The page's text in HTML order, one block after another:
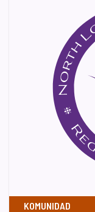
KOMUNIDAD